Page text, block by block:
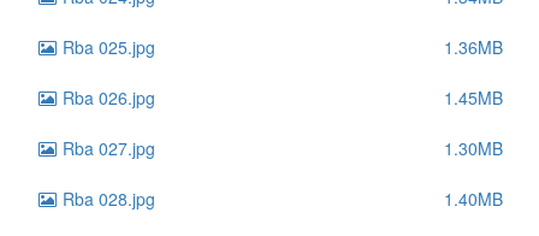
Rba 025.jpg 1.36MB
Rba 026.jpg 1.45MB
Rba 027.jpg 1.30MB
Rba 028.jpg 1.40MB